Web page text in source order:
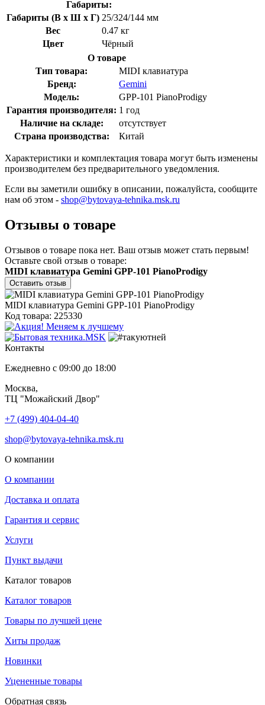
Габариты:
Габариты (В х Ш х Г) 25/324/144 мм
Вес
0.47 кг
Цвет
Чёрный
О товаре
Тип товара:
MIDI клавиатура
Бренд:
Gemini
Модель:
GPP-101 PianoProdigy
Гарантия производителя: 1 год
Наличие на складе:
отсутствует
Страна производства:
Китай
Характеристики и комплектация товара могут быть изменены
производителем без предварительного уведомления.
Если вы заметили ошибку в описании, пожалуйста, сообщите
нам об этом - shop@bytovaya-tehnika.msk.ru
Отзывы о товаре
Отзывов о товаре пока нет. Ваш отзыв может стать первым!
Оставьте свой отзыв о товаре:
MIDI клавиатура Gemini GPP-101 PianoProdigy
Оставить отзыв
MIDI клавиатура Gemini GPP-101 PianoProdigy
Код товара: 225330
Контакты
Ежедневно с 09:00 до 18:00
Москва,
ТЦ "Можайский Двор"
+7 (499) 404-04-40
shop@bytovaya-tehnika.msk.ru
О компании
О компании
Доставка и оплата
Гарантия и сервис
Услуги
Пункт выдачи
Каталог товаров
Каталог товаров
Товары по лучшей цене
Хиты продаж
Новинки
Уцененные товары
Обратная связь